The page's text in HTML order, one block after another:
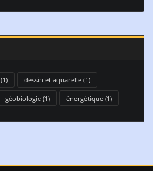
(1) dessin et aquarelle(1)
géobiologie(1) énergétique(1)